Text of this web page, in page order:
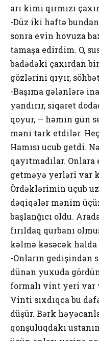
arı kimi qırmızı
-Düz iki həftə
sonra evin hovuza
tamaşa edirdim. O,
badədəki çaxırdan
gözlərini qıyır,
-Başıma gələnlərə
yandırır, siqaret
qoyur, — həmin gün
məni tərk etdilər.
Hamısı ucub getdi.
qayıtmadılar.
getməyə yerləri var
Ördəklərimin uçub
dəqiqələr mənim
başlanğıcı oldu.
fırıldaq qurbanı
kəlmə kəsəcək halda
-Onların gedişindən
dünən yuxuda
formalı vint yeri var
Vinti sıxdıqca bu
düşür. Bərk
qonşuluqdakı